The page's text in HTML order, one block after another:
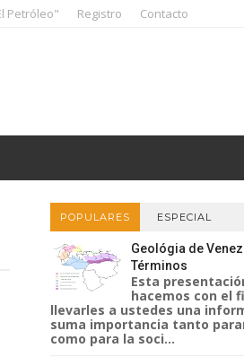
Petróleo" Registro Contacto
POPULARES ESPECIAL
Geológia de
Términos
Esta
hacemos con el
llevarles a ustedes una
suma importancia tanto
como para la soci...